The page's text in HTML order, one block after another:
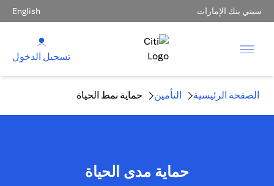
سيتي بنك الإمارات English
تسجيل الدخول
الصفحة الرئيسية التأمين حماية نمط الحياة
حماية مدى الحياة